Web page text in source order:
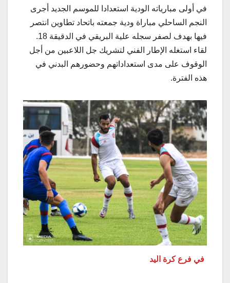
في أولى مبارياته الودية استعدادا للموسم الجديد أجرى
النجم الساحلي مباراة ودية جمعته باتحاد تطاوين انتصر
فيها بهدف لصفر سجله علية البريقي في الدقيقة 18.
لقاء استغله الإطار الفني لتشريك جل اللاعبين من أجل
الوقوف على مدى استعداداتهم وحضورهم البدني في
هذه الفترة.
في فرع كرة اليد